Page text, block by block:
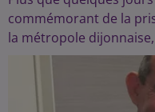
commémorant de la
la métropole